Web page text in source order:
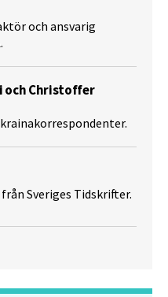
och ansvarig
och Christoffer
Sveriges Tidskrifter.